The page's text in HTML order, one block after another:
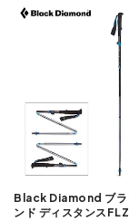
Black Diamond ブラ
ンド ディスタンス